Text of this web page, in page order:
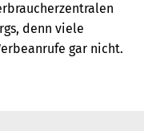
denn viele
gar nicht.